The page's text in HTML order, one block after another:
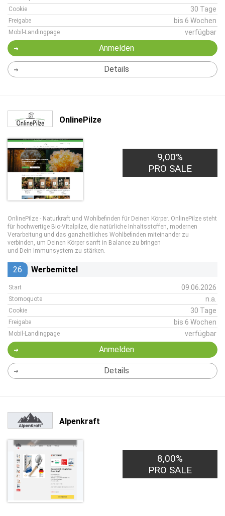
Cookie 30 Tage
Freigabe bis 6 Wochen
Mobil-Landingpage verfügbar
Anmelden
Details
OnlinePilze
9,00%
PRO SALE
OnlinePilze - Naturkraft und Wohlbefinden für Deinen Körper. OnlinePilze steht
für hochwertige Bio-Vitalpilze, die natürliche Inhaltsstoffen, modernen
Verarbeitung und das ganzheitliches Wohlbefinden miteinander zu
verbinden, um Deinen Körper sanft in Balance zu bringen
und Dein Immunsystem zu stärken.
26 Werbemittel
Start 09.06.2026
Stornoquote n.a.
Cookie 30 Tage
Freigabe bis 6 Wochen
Mobil-Landingpage verfügbar
Anmelden
Details
Alpenkraft
8,00%
PRO SALE